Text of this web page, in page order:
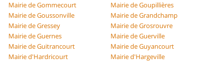
Mairie de Gommecourt
Mairie de Goupillières
Mairie de Goussonville
Mairie de Grandchamp
Mairie de Gressey
Mairie de Grosrouvre
Mairie de Guernes
Mairie de Guerville
Mairie de Guitrancourt
Mairie de Guyancourt
Mairie d'Hardricourt
Mairie d'Hargeville